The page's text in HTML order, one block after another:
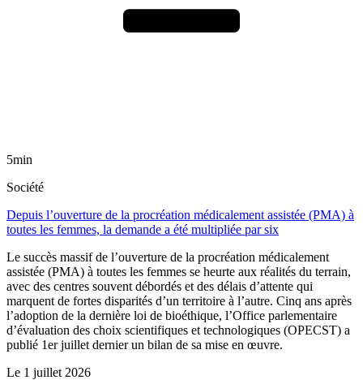
5min
Société
Depuis l’ouverture de la procréation médicalement assistée (PMA) à
toutes les femmes, la demande a été multipliée par six
Le succès massif de l’ouverture de la procréation médicalement
assistée (PMA) à toutes les femmes se heurte aux réalités du terrain,
avec des centres souvent débordés et des délais d’attente qui
marquent de fortes disparités d’un territoire à l’autre. Cinq ans après
l’adoption de la dernière loi de bioéthique, l’Office parlementaire
d’évaluation des choix scientifiques et technologiques (OPECST) a
publié 1er juillet dernier un bilan de sa mise en œuvre.
Le 1 juillet 2026